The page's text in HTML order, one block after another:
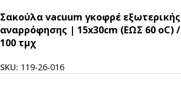
Σακούλα vacuum γκοφρέ εξωτερικής
αναρρόφησης | 15x30cm (ΕΩΣ 60 oC) /
100 τμχ
SKU: 119-26-016